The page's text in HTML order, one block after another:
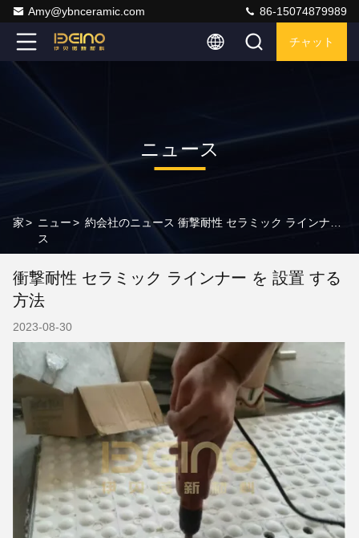
Amy@ybnceramic.com 86-15074879989
チャット
ニュース
家> ニュー
ス
>
衝撃耐性 セラミック ラインナー を 設置 する
方法
2023-08-30